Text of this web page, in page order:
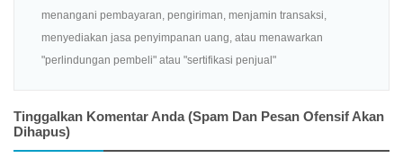
menangani pembayaran, pengiriman, menjamin transaksi,
menyediakan jasa penyimpanan uang, atau menawarkan
"perlindungan pembeli" atau "sertifikasi penjual"
Tinggalkan Komentar Anda (spam Dan Pesan Ofensif Akan
Dihapus)